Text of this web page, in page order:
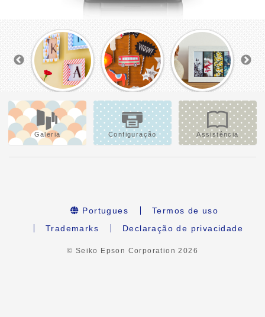
Galeria Configuração Assistência
Portugues
Termos de uso
Trademarks
Declaração de privacidade
© Seiko Epson Corporation2026